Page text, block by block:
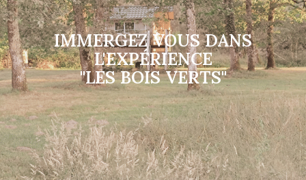
IMMERGEZ VOUS DANS
L'EXPÉRIENCE
"LES BOIS VERTS"